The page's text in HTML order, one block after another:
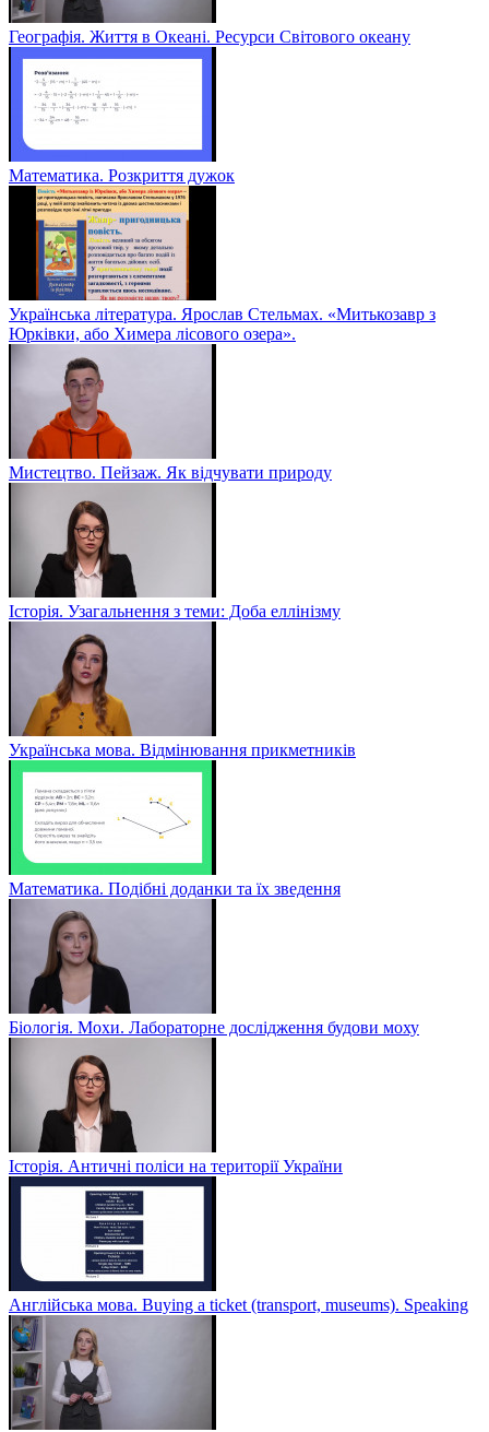
Географія. Життя в Океані. Ресурси Світового океану
Математика. Розкриття дужок
Українська література. Ярослав Стельмах. «Митькозавр з
Юрківки, або Химера лісового озера».
Мистецтво. Пейзаж. Як відчувати природу
Історія. Узагальнення з теми: Доба еллінізму
Українська мова. Відмінювання прикметників
Математика. Подібні доданки та їх зведення
Біологія. Мохи. Лабораторне дослідження будови моху
Історія. Античні поліси на території України
Англійська мова. Buying a ticket (transport, museums). Speaking